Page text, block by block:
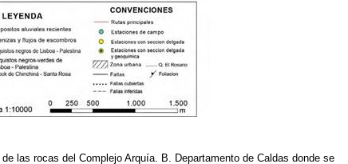
las rocas del Complejo Arquía. B. Departamento de Caldas donde se